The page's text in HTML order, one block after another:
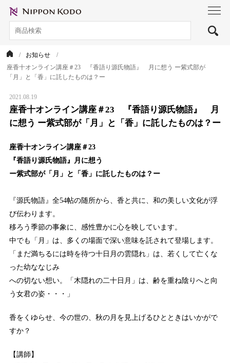
お知らせ
座香十オンライン講座＃23 『香語り源氏物語』 月に想う ー紫式部が
「月」と「香」に託したものは？ー
2021.08.19
座香十オンライン講座＃23 『香語り源氏物語』 月
に想う ー紫式部が「月」と「香」に託したものは？ー
座香十オンライン講座＃23
『香語り源氏物語』月に想う
ー紫式部が「月」と「香」に託したものは？ー
『源氏物語』全54帖の随所から、香と共に、和の美しい文化が浮
び伝わります。
移ろう季節の事象に、感性豊かに心を映しています。
中でも「月」は、多くの場面で深い意味を託されて登場します。
「まだ満ちるには時を待つ十日月の雲隠れ」は、若くして亡くな
った幼ななじみ
への切ない想い。「木隠れの二十日月」は、齢を重ね陰りへと向
う女君の姿・・・」
香をくゆらせ、今の世の、秋の月を見上げるひとときはいかがで
すか？
【講師】